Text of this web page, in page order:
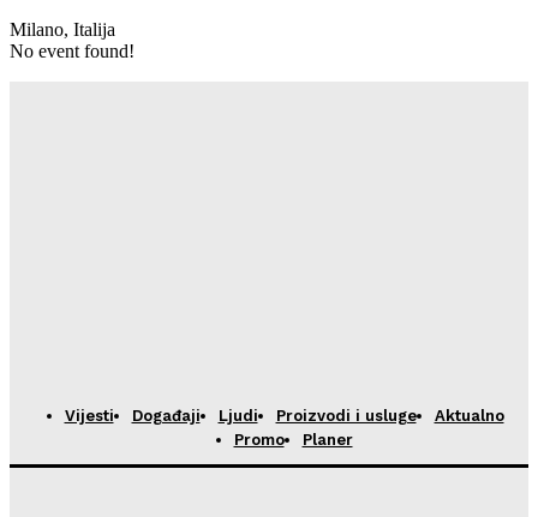
Milano, Italija
No event found!
Vijesti Događaji Ljudi Proizvodi i usluge
Aktualno
Promo
Planer